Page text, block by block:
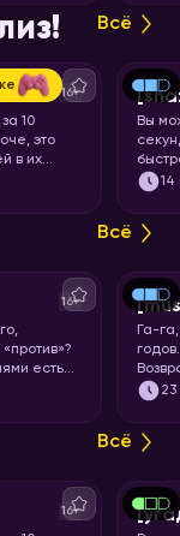
Всё
16+
10
это
в их
Вы
14
Всё
16+
есть
Га-
игры!
23
Всё
16+